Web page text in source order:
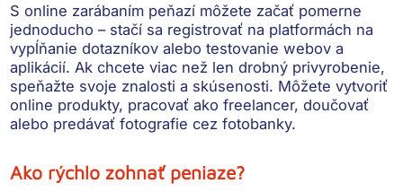
S online zarábaním peňazí môžete začať pomerne
jednoducho – stačí sa registrovať na platformách na
vypĺňanie dotazníkov alebo testovanie webov a
aplikácií. Ak chcete viac než len drobný privyrobenie,
speňažte svoje znalosti a skúsenosti. Môžete vytvoriť
online produkty, pracovať ako freelancer, doučovať
alebo predávať fotografie cez fotobanky.
Ako rýchlo zohnať peniaze?